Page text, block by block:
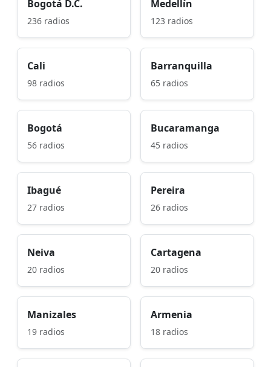
Bogotá D.C.
236 radios
Medellín
123 radios
Cali
98 radios
Barranquilla
65 radios
Bogotá
56 radios
Bucaramanga
45 radios
Ibagué
27 radios
Pereira
26 radios
Neiva
20 radios
Cartagena
20 radios
Manizales
19 radios
Armenia
18 radios